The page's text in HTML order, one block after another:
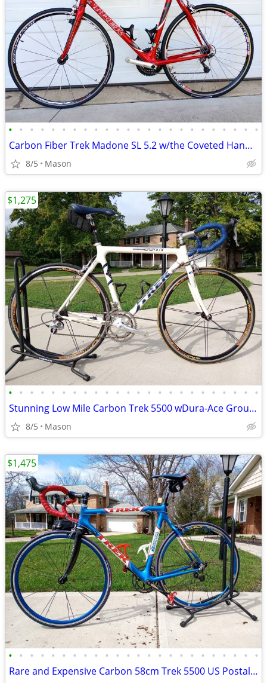
• • • • • • • • • • • • • • • • • • • • • • • •
Carbon Fiber Trek Madone SL 5.2 w/the Coveted Handbuilt 110 OCLV Frame
8/5 Mason
• • • • • • • • • • • • • • • • • • • • • • • •
Stunning Low Mile Carbon Trek 5500 wDura-Ace Groupset
8/5 Mason
$1,275
• • • • • • • • • • • • • • • • • • • • • • • •
Rare and Expensive Carbon 58cm Trek 5500 US Postal Service Team Bike
$1,475